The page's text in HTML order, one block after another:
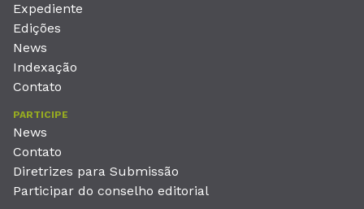
Expediente
Edições
News
Indexação
Contato
PARTICIPE
News
Contato
Diretrizes para Submissão
Participar do conselho editorial